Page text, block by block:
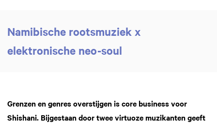
Namibische rootsmuziek x
elektronische neo-soul
Grenzen en genres overstijgen is core business voor
Shishani. Bijgestaan door twee virtuoze muzikanten geeft